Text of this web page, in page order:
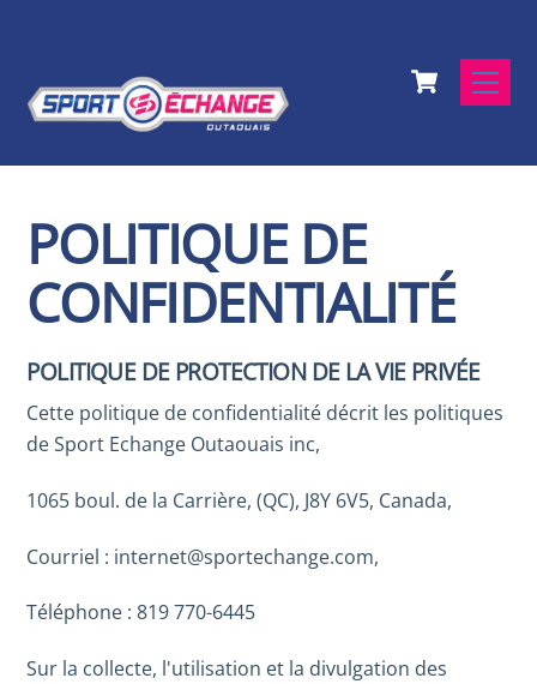
Cart
POLITIQUE DE
CONFIDENTIALITÉ
POLITIQUE DE PROTECTION DE LA VIE PRIVÉE
Cette politique de confidentialité décrit les politiques
de Sport Echange Outaouais inc,
1065 boul. de la Carrière, (QC), J8Y 6V5, Canada,
Courriel : internet@sportechange.com,
Téléphone : 819 770-6445
Sur la collecte, l'utilisation et la divulgation des